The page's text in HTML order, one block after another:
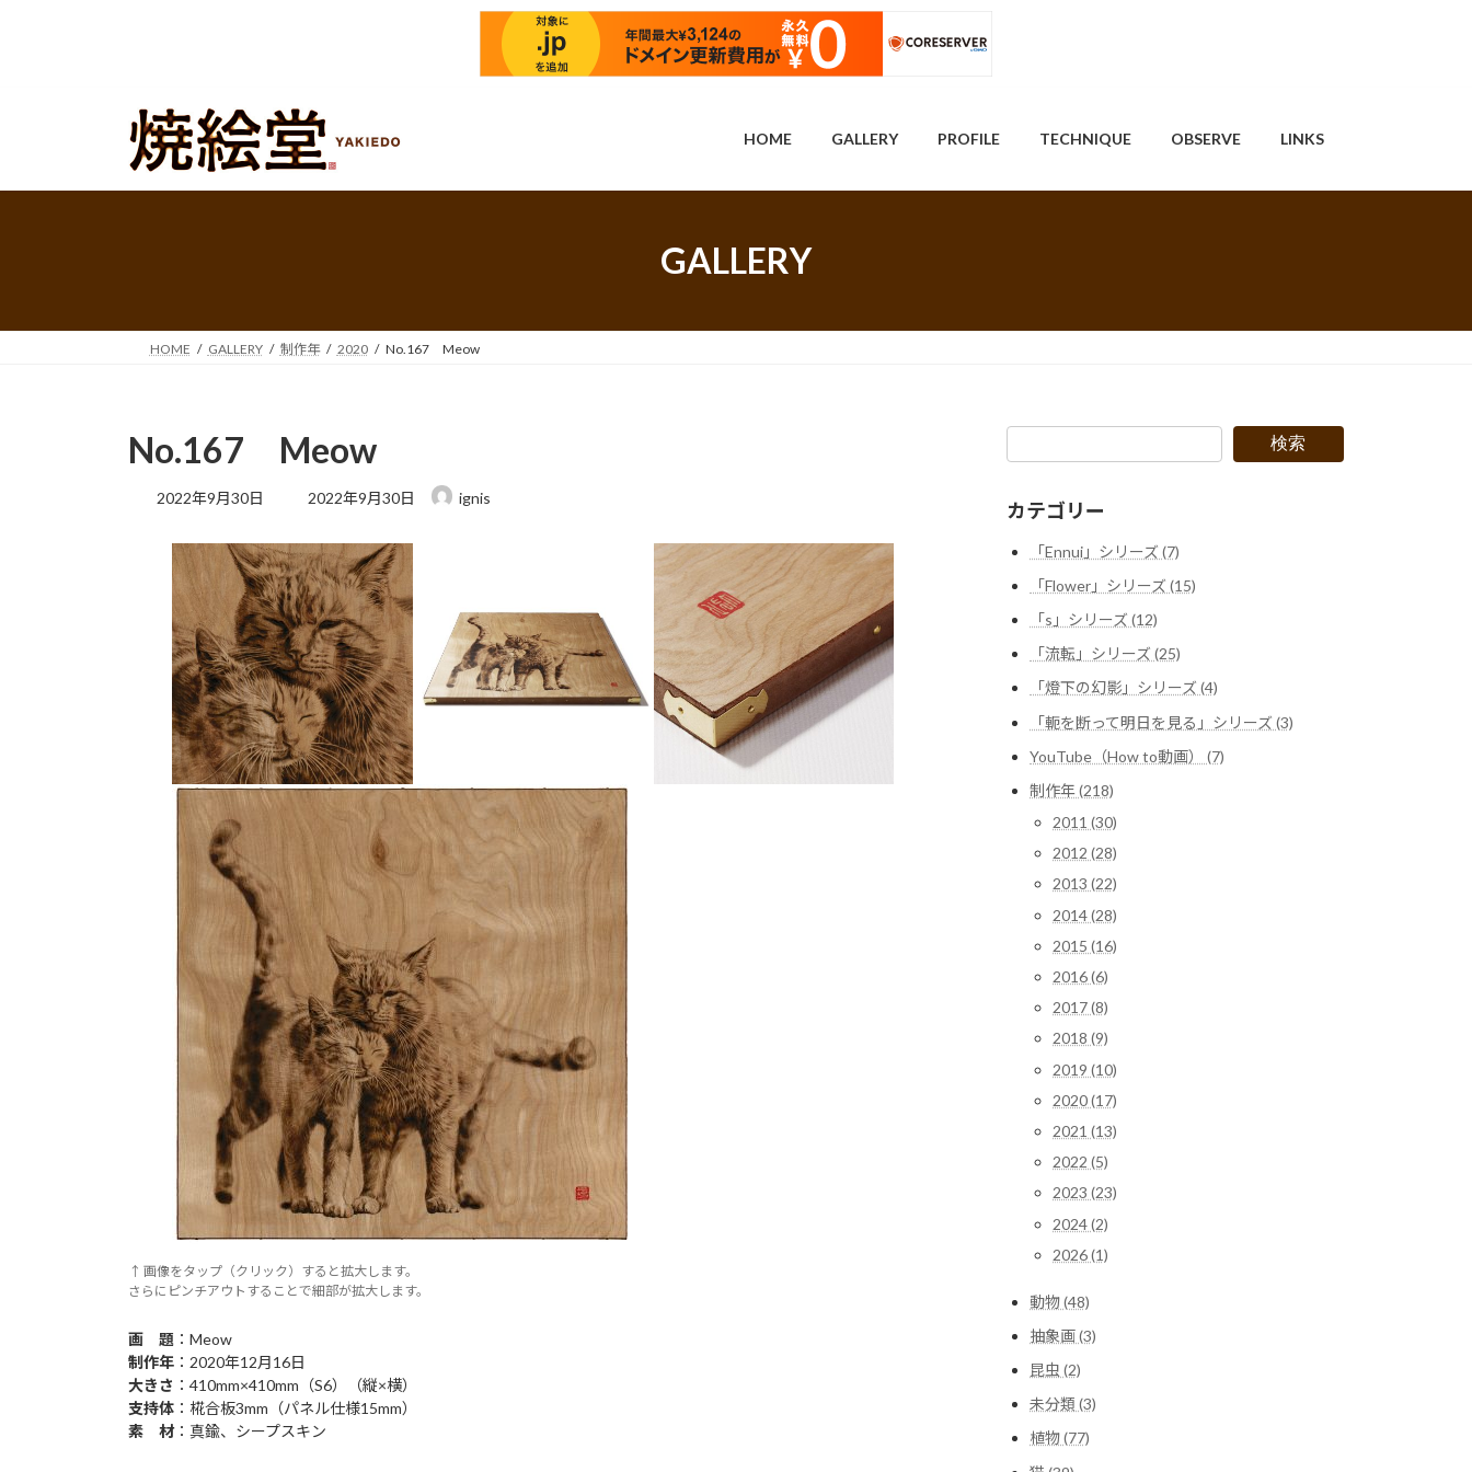
プ
動
HOME GALLERY PROFILE TECHNIQUE OBSERVE LINKS
GALLERY
HOME GALLERY 制作年 2020 No.167 Meow
No.167 Meow
2022年9月30日
最
新
日
時
:
2022年9月30日 ignis
↑ 画像をタップ（クリック）すると拡大します。
さらにピンチアウトすることで細部が拡大します。
画 題 ：Meow
制作年 ：2020年12月16日
大きさ ：410mm×410mm（S6）（縦×横）
支持体 ：椛合板3mm（パネル仕様15mm）
素 材：真鍮、シープスキン
検索
カテゴリー
「Ennui」シリーズ (7)
「Flower」シリーズ (15)
「s」シリーズ (12)
「流転」シリーズ (25)
「燈下の幻影」シリーズ (4)
「軛を断って明日を見る」シリーズ (3)
YouTube（How to動画） (7)
制作年 (218)
2011 (30)
2012 (28)
2013 (22)
2014 (28)
2015 (16)
2016 (6)
2017 (8)
2018 (9)
2019 (10)
2020 (17)
2021 (13)
2022 (5)
2023 (23)
2024 (2)
2026 (1)
動物 (48)
抽象画 (3)
昆虫 (2)
未分類 (3)
植物 (77)